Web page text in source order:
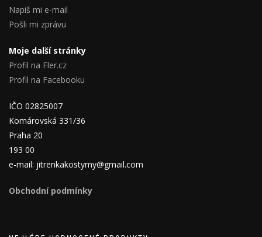
Napiš mi e-mail
Pošli mi zprávu
Moje další stránky
Profil na Fler.cz
Profil na Facebooku
IČO 02825007
Komárovská 331/36
Praha 20
193 00
e-mail: jitrenkakostymy@gmail.com
Obchodní podmínky